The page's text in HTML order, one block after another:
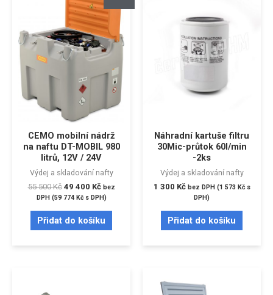
CEMO mobilní nádrž
na naftu DT-MOBIL 980
litrů, 12V / 24V
Výdej a skladování nafty
55 500Kč 49 400 Kč bez
DPH (59 774 Kčs DPH)
Přidat do košíku
Náhradní kartuše filtru
30Mic-průtok 60l/min
-2ks
Výdej a skladování nafty
1 300 Kč bez DPH (1 573 Kčs
DPH)
Přidat do košíku